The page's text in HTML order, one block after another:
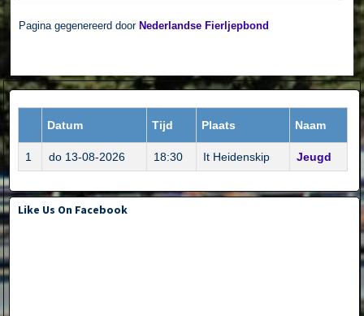
Pagina gegenereerd door Nederlandse Fierljepbond
Datum Tijd Plaats Naam
1 do 13-08-2026 18:30 It Heidenskip Jeugd
Like Us On Facebook